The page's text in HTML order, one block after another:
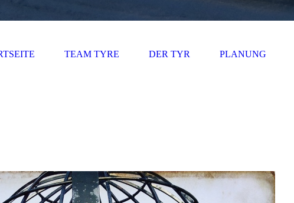
TEAM TYRE DER TYR PLANUNG